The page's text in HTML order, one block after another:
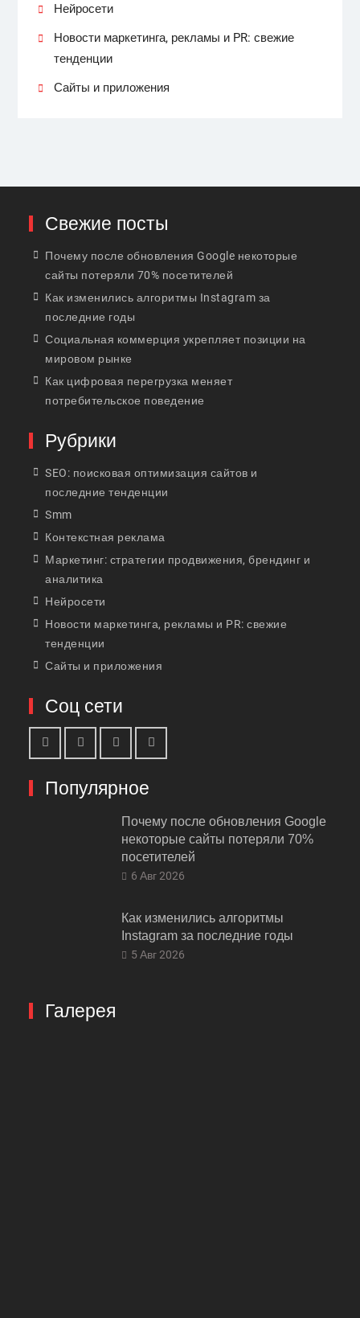
Нейросети
Новости маркетинга, рекламы и PR: свежие
тенденции
Сайты и приложения
Свежие посты
Почему после обновления Google некоторые
сайты потеряли 70% посетителей
Как изменились алгоритмы Instagram за
последние годы
Социальная коммерция укрепляет позиции на
мировом рынке
Как цифровая перегрузка меняет
потребительское поведение
Рубрики
SEO: поисковая оптимизация сайтов и
последние тенденции
Smm
Контекстная реклама
Маркетинг: стратегии продвижения, брендинг и
аналитика
Нейросети
Новости маркетинга, рекламы и PR: свежие
тенденции
Сайты и приложения
Соц сети
Популярное
Почему после обновления Google
некоторые сайты потеряли 70%
посетителей
6 Авг 2026
Как изменились алгоритмы
Instagram за последние годы
5 Авг 2026
Галерея